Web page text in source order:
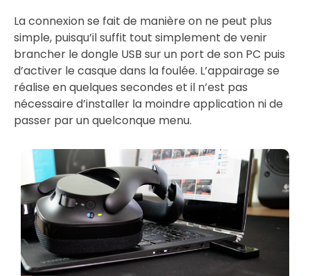
La connexion se fait de manière on ne peut plus
simple, puisqu’il suffit tout simplement de venir
brancher le dongle USB sur un port de son PC puis
d’activer le casque dans la foulée. L’appairage se
réalise en quelques secondes et il n’est pas
nécessaire d’installer la moindre application ni de
passer par un quelconque menu.